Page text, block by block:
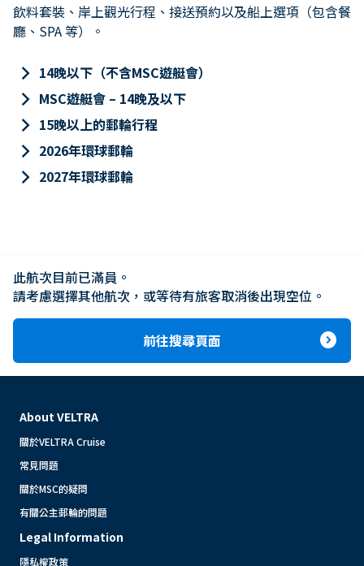
飲料套裝、岸上觀光行程、接送預約以及船上選項（包含餐
廳、SPA 等）。
keyboard_arrow_right 14晚以下（不含MSC遊艇會）
keyboard_arrow_right MSC遊艇會 – 14晚及以下
keyboard_arrow_right 15晚以上的郵輪行程
keyboard_arrow_right 2026年環球郵輪
keyboard_arrow_right 2027年環球郵輪
此航次目前已滿員。
請考慮選擇其他航次，或等待有旅客取消後出現空位。
前往搜尋頁面 expand_circle_right
About VELTRA
關於VELTRA Cruise
常見問題
關於MSC的疑問
有關公主郵輪的問題
Legal Information
隱私權政策